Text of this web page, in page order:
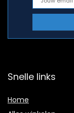
Snelle links
Home